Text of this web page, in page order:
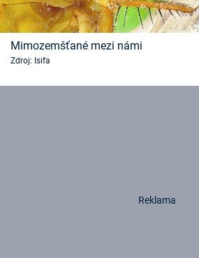
Mimozemšťané mezi námi
Zdroj: Isifa